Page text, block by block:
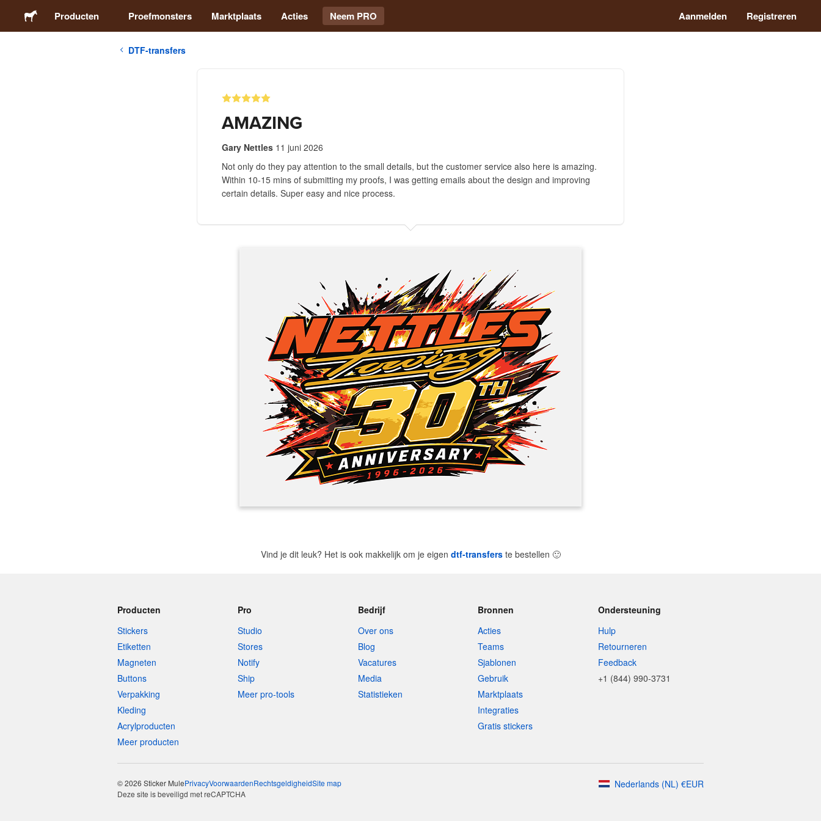
Producten Proefmonsters Marktplaats Acties Neem PRO Aanmelden Registreren
DTF-transfers
AMAZING
Gary Nettles 11 juni 2026
Not only do they pay attention to the small details, but the customer service also here is amazing.
Within 10-15 mins of submitting my proofs, I was getting emails about the design and improving
certain details. Super easy and nice process.
Vind je dit leuk? Het is ook makkelijk om je eigen dtf-transferste bestellen 🙂
Producten
Stickers
Etiketten
Magneten
Buttons
Verpakking
Kleding
Acrylproducten
Meer producten
Pro
Studio
Stores
Notify
Ship
Meer pro-tools
Bedrijf
Over ons
Blog
Vacatures
Media
Statistieken
Bronnen
Acties
Teams
Sjablonen
Gebruik
Marktplaats
Integraties
Gratis stickers
Ondersteuning
Hulp
Retourneren
Feedback
+1 (844) 990-3731
© 2026 Sticker MulePrivacyVoorwaardenRechtsgeldigheidSite map Nederlands (NL) €EUR
Deze site is beveiligd met reCAPTCHA